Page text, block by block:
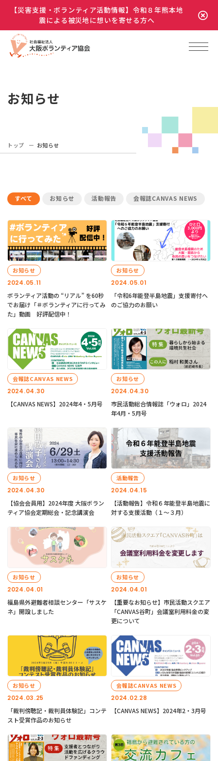
【災害支援・ボランティア活動情報】令和８年熊本地
震による被災地に想いを寄せる方へ
お知らせ
トップ お知らせ
すべて お知らせ 活動報告 会報誌CANVAS NEWS
2024.05.11
お知らせ
ボランティア活動の “リアル” を60秒
でお届け「＃ボランティアに行ってみ
た」動画 好評配信中！
2024.05.01
お知らせ
「令和6年能登半島地震」支援寄付へ
のご協力のお願い
2024.04.30
会報誌CANVAS NEWS
【CANVAS NEWS】2024年4・5月号
2024.04.30
お知らせ
市民活動総合情報誌「ウォロ」2024
年4月・5月号
2024.04.30
お知らせ
【協会会員用】2024年度 大阪ボラン
ティア協会定期総会・記念講演会
2024.04.15
活動報告
【活動報告】令和６年能登半島地震に
対する支援活動（１〜３月）
2024.04.01
お知らせ
福島県外避難者相談センター「サスケ
ネ」開設しました
2024.04.01
お知らせ
【重要なお知らせ】市民活動スクエア
「CANVAS谷町」会議室利用料金の変
更について
2024.03.25
お知らせ
「裁判傍聴記・裁判員体験記」コンテ
スト受賞作品のお知らせ
2024.02.28
会報誌CANVAS NEWS
【CANVAS NEWS】2024年2・3月号